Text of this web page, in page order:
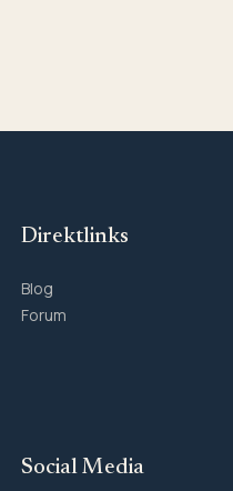
Direktlinks
Blog
Forum
Social Media